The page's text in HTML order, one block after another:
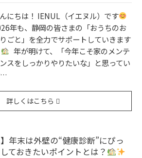
にちは！ IENUL（イエヌル）です
年も、静岡の皆さまの「おうちのお
ごと」を全力でサポートしていきます
年が明けて、「今年こそ家のメンテ
スをしっかりやりたいな」と思ってい
…
詳しくはこちら
年末は外壁の“健康診断”にぴっ
ておきたいポイントとは？